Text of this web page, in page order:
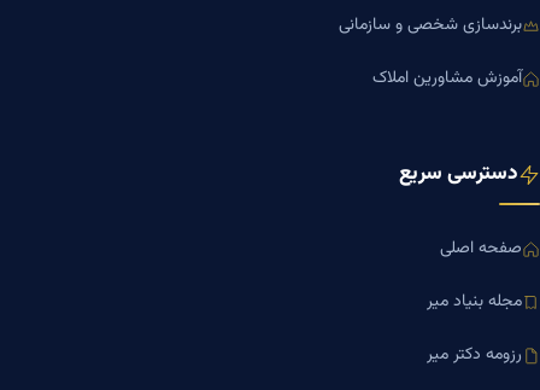
برندسازی شخصی و سازمانی
آموزش مشاورین املاک
دسترسی سریع
صفحه اصلی
مجله بنیاد میر
رزومه دکتر میر